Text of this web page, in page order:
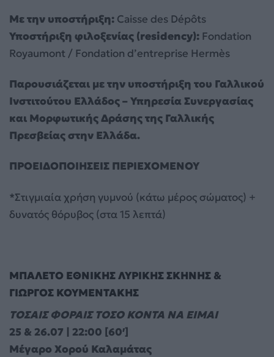
Με την υποστήριξη: Caisse des Dépôts
Υποστήριξη φιλοξενίας (residency): Fondation
Royaumont / Fondation d’entreprise Hermès
Παρουσιάζεται με την υποστήριξη του Γαλλικού
Ινστιτούτου Ελλάδος – Υπηρεσία Συνεργασίας
και Μορφωτικής Δράσης της Γαλλικής
Πρεσβείας στην Ελλάδα.
ΠΡΟΕΙΔΟΠΟΙΗΣΕΙΣ ΠΕΡΙΕΧΟΜΕΝΟΥ
*Στιγμιαία χρήση γυμνού (κάτω μέρος σώματος) +
δυνατός θόρυβος (στα 15 λεπτά)
ΜΠΑΛΕΤΟ ΕΘΝΙΚΗΣ ΛΥΡΙΚΗΣ ΣΚΗΝΗΣ &
ΓΙΩΡΓΟΣ ΚΟΥΜΕΝΤΑΚΗΣ
ΤΟΣΑΙΣ ΦΟΡΑΙΣ ΤΟΣΟ ΚΟΝΤΑ ΝΑ ΕΙΜΑΙ
25 & 26.07 | 22:00 [60′]
Μέγαρο Χορού Καλαμάτας